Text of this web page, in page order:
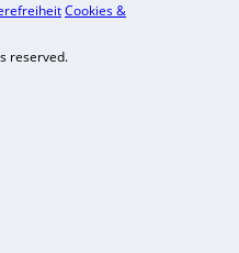
Cookies &
reserved.